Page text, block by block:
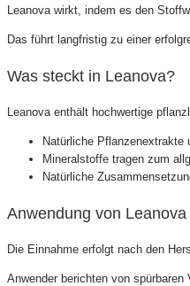
Leanova wirkt, indem es den
Das führt langfristig zu einer
Was steckt in Leanova?
Leanova enthält hochwertige
Natürliche
Mineralstoffe tragen zum
Natürliche
Anwendung von Leanova
Die Einnahme erfolgt nach den
Anwender berichten von spürbaren